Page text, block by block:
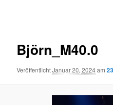
Björn_M40.0
VeröffentlichtJanuar 20, 2024am